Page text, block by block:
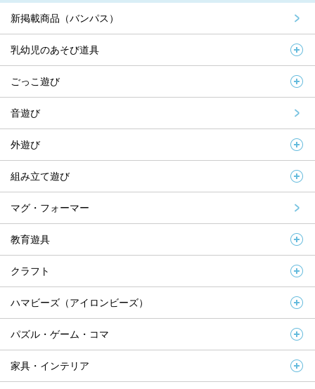
新掲載商品（バンパス）
乳幼児のあそび道具
ごっこ遊び
音遊び
外遊び
組み立て遊び
マグ・フォーマー
教育遊具
クラフト
ハマビーズ（アイロンビーズ）
パズル・ゲーム・コマ
家具・インテリア